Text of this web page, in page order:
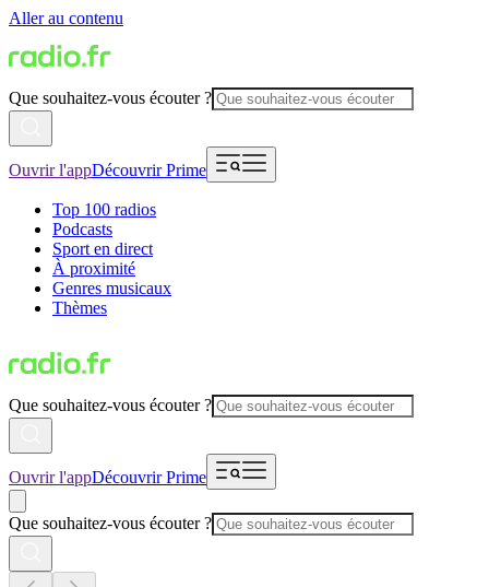
Aller au contenu
Que souhaitez-vous écouter ?
Ouvrir l'appDécouvrir Prime
Top 100 radios
Podcasts
Sport en direct
À proximité
Genres musicaux
Thèmes
Que souhaitez-vous écouter ?
Ouvrir l'appDécouvrir Prime
Que souhaitez-vous écouter ?